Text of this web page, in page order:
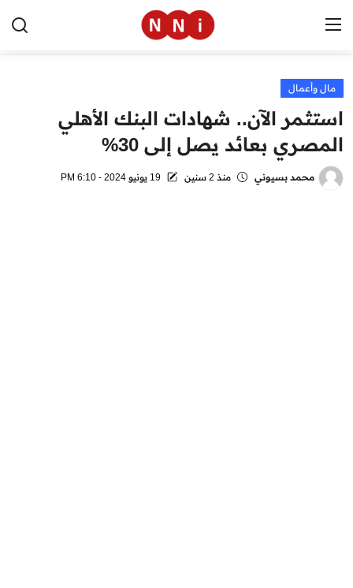
الرئيسية
اخبار مصر
العالم
مال وأعمال
استثمر الآن.. شهادات البنك الأهلي
المصري بعائد يصل إلى 30%
محمد بسيوني منذ 2 سنين 19 يونيو 2024 - 6:10 PM